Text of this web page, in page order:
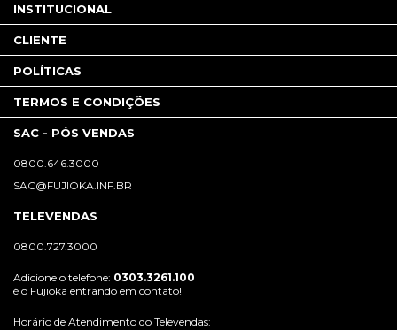
INSTITUCIONAL
CLIENTE
POLÍTICAS
TERMOS E CONDIÇÕES
SAC - PÓS VENDAS
0800.646.3000
SAC@FUJIOKA.INF.BR
TELEVENDAS
0800.727.3000
Adicione o telefone: 0303.3261.100
é o Fujioka entrando em contato!
Horário de Atendimento do Televendas: